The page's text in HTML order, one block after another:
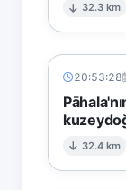
32.3 km
20:53:28
32.4 km